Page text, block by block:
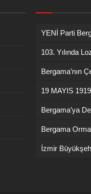
103. Yılında
Bergama’nın
19 MAYIS 1919